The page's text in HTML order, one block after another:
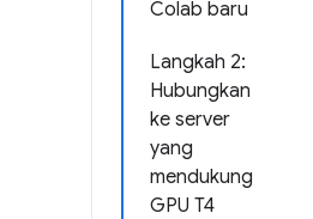
Colab baru
Langkah 2:
Hubungkan
ke server
yang
mendukung
GPU T4